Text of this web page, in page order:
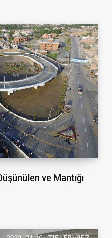
ve Mantığı